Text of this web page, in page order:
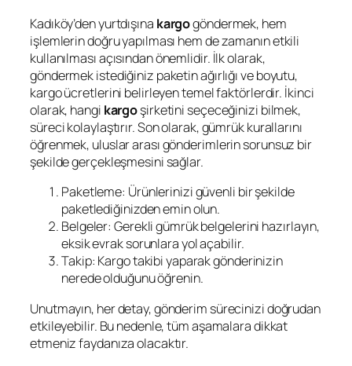
Kadıköy’den yurtdışına kargogöndermek, hem
işlemlerin doğru yapılması hem de zamanın etkili
kullanılması açısından önemlidir. İlk olarak,
göndermek istediğiniz paketin ağırlığı ve boyutu,
kargo ücretlerini belirleyen temel faktörlerdir. İkinci
olarak, hangi kargoşirketini seçeceğinizi bilmek,
süreci kolaylaştırır. Son olarak, gümrük kurallarını
öğrenmek, uluslar arası gönderimlerin sorunsuz bir
şekilde gerçekleşmesini sağlar.
Paketleme: Ürünlerinizi güvenli bir şekilde
paketlediğinizden emin olun.
Belgeler: Gerekli gümrük belgelerini hazırlayın,
eksik evrak sorunlara yol açabilir.
Takip: Kargo takibi yaparak gönderinizin
nerede olduğunu öğrenin.
Unutmayın, her detay, gönderim sürecinizi doğrudan
etkileyebilir. Bu nedenle, tüm aşamalara dikkat
etmeniz faydanıza olacaktır.